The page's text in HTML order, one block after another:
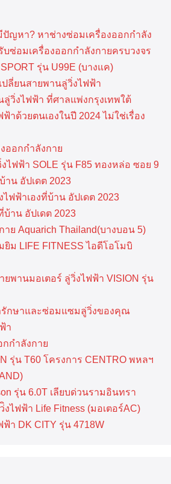
ปัญหา? หาช่างซ่อมเครื่องออกกำลัง
ซ่อมเครื่องออกกำลังกายครบวงจร
รุ่น U99E (บางแค)
ลี่ยนสายพานลู่วิ่งไฟฟ้า
ลู่วิ่งไฟฟ้า ที่​ศาลแพ่งกรุงเทพ​ใต้
าด้วยตนเองในปี 2024 ไม่ใช่เรื่อง
ออกกำลังกาย
ฟฟ้า SOLE รุ่น F85 ทองหล่อ ซอย 9
าน อัปเดต 2023
ฟฟ้าเองที่บ้าน อัปเดต 2023
าน อัปเดต 2023
ย Aquarich Thailand(บางบอน 5)
ม LIFE FITNESS ไอดีโอโมบิ
ยพานมอเตอร์ ลู่วิ่งไฟฟ้า VISION รุ่น
รักษาและซ่อมแซมลู่วิ่งของคุณ
า
กำลังกาย
รุ่น T60 โครงการ CENTRO พหลฯ
รุ่น 6.0T เลียบด่วนรามอินทรา
ไฟฟ้า Life Fitness (มอเตอร์AC)
า DK CITY รุ่น 4718W